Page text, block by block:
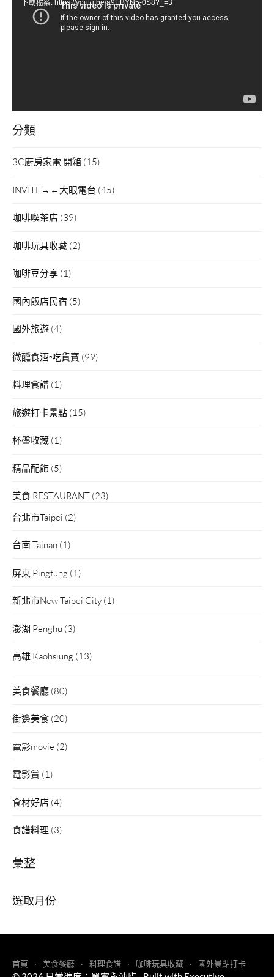
下載檔案: https://youtu.be/a9EBYN5-0S8?_=3
分類
3C廚房家電 開箱 (15)
INVITE→←大眼電台 (45)
咖啡喫茶店 (39)
咖啡玩具收藏 (2)
咖啡豆分享 (1)
國內飯店民宿 (5)
國外旅遊 (4)
微醺食酒▫吃貨寶 (99)
料理食譜 (1)
旅遊打卡景點 (15)
杯盤收藏 (1)
精品配飾 (5)
美食 RESTAURANT (23)
台北市Taipei (2)
台南 Tainan (1)
屏東 Pingtung (1)
新北市New Taipei City (1)
澎湖 Penghu (3)
高雄 Kaohsiung (13)
美食餐廳 (80)
街邊美食 (20)
電影movie (2)
電影賞 (1)
食材好店 (4)
食譜料理 (3)
彙整
整
首頁 美食餐廳 料理食譜 咖啡玩具收藏 國外景點打卡